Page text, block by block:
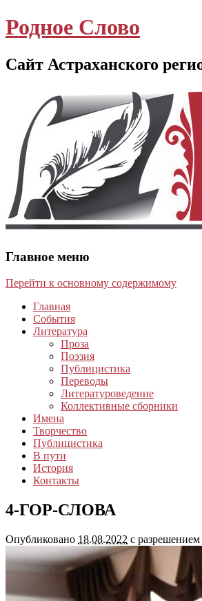
Родное Слово
Сайт Астраханского
Главное меню
Перейти к основному содержимому
Главная
События
Литература
Проза
Поэзия
Публицистика
Переводы
Литературоведение
Коллективные сборники
Имена
Творчество
Публицистика
В пути
История
Контакты
4-ГОР-СЛОВА
Опубликовано 18.08.2022 с разрешением